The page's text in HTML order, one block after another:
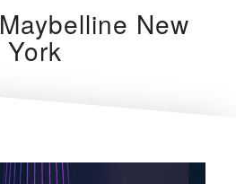
Maybelline New
York